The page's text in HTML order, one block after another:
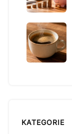
KATEGORIE